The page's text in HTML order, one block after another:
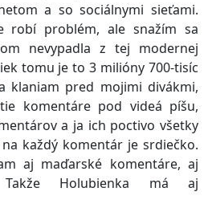
a so sociálnymi sieťami.
problém, ale snažím sa
nevypadla z tej modernej
tomu je to 3 milióny 700-tisíc
klaniam pred mojimi divákmi,
komentáre pod videá píšu,
a ja ich poctivo všetky
každý komentár je srdiečko.
aj maďarské komentáre, aj
Takže Holubienka má aj